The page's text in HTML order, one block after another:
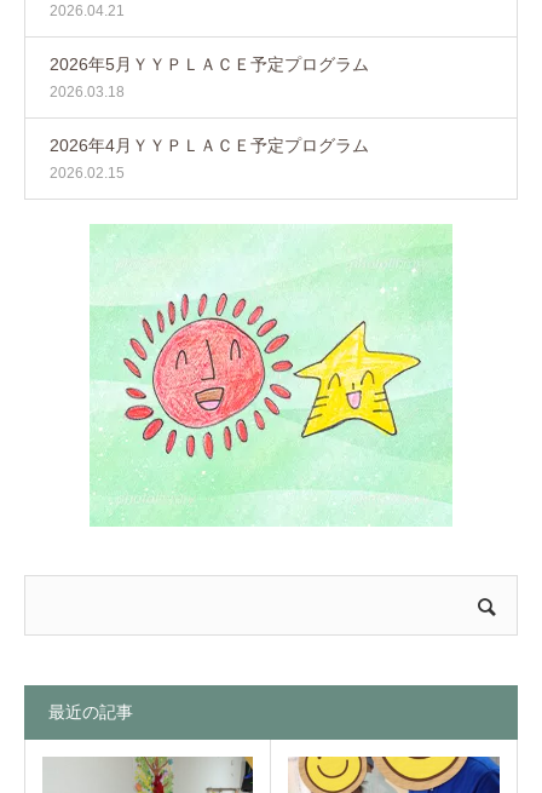
2026.04.21
2026年5月ＹＹＰＬＡＣＥ予定プログラム
2026.03.18
2026年4月ＹＹＰＬＡＣＥ予定プログラム
2026.02.15
最近の記事